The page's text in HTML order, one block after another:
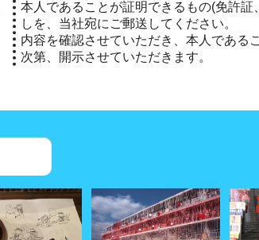
本人であることが証明できるもの(免許証
しを、当社宛にご郵送してください。
内容を確認させていただき、本人である
次第、開示させていただきます。